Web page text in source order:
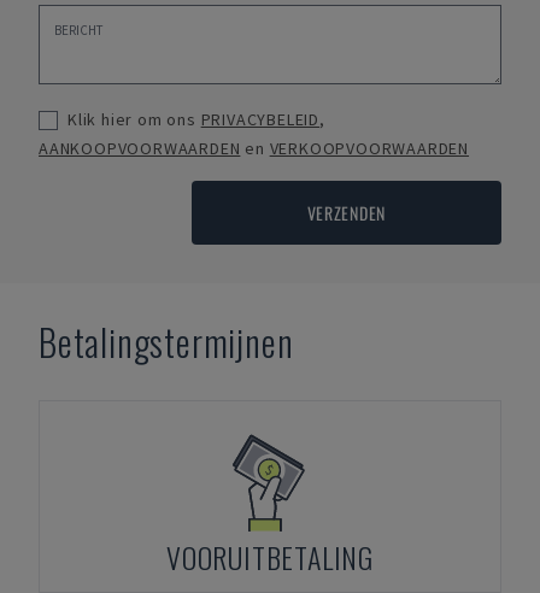
Klik hier om ons PRIVACYBELEID,
AANKOOPVOORWAARDEN en VERKOOPVOORWAARDEN
VERZENDEN
Betalingstermijnen
VOORUITBETALING